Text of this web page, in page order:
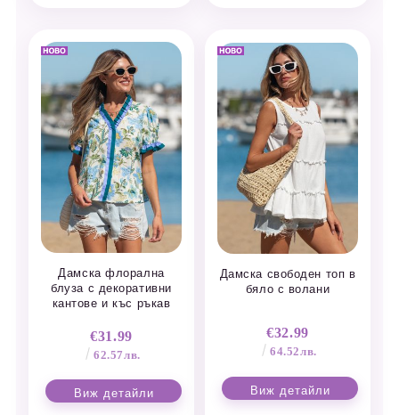
Дамска флорална
блуза с декоративни
кантове и къс ръкав
€31.99
62.57лв.
Виж детайли
Дамска свободен топ в
бяло с волани
€32.99
64.52лв.
Виж детайли